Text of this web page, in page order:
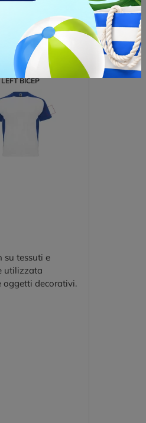
LEFT BICEP
su tessuti e
utilizzata
oggetti decorativi.